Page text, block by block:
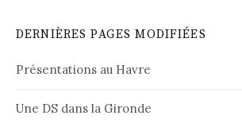
DERNIÈRES PAGES MODIFIÉES
Présentations au Havre
Une DS dans la Gironde